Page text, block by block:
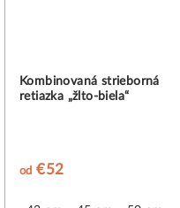
Kombinovaná strieborná
retiazka „žlto-biela“
od €52